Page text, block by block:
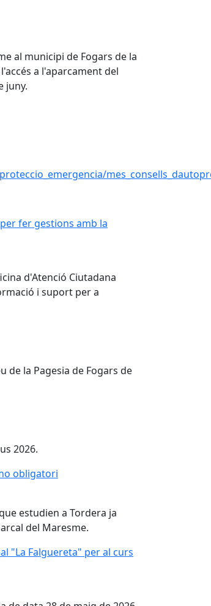
al municipi de Fogars de la
a l'aparcament del
juny.
fer gestions amb la Generalitat
fer gestions amb la
d'Atenció Ciutadana
i suport per a
de la Pagesia de Fogars de
2026.
obligatori
obligatori
estudien a Tordera ja
del Maresme.
Falguereta" per al curs 2026-2027
"La Falguereta" per al curs